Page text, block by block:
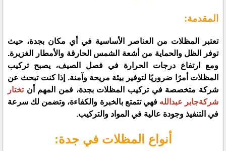
المقدمة:
تعتبر المظلات من العناصر الأساسية في أي مكان بجدة، حيث
توفر الظل والحماية من أشعة الشمس الحارقة والأمطار الغزيرة.
ومع ارتفاع درجات الحرارة في فصل الصيف، يصبح تركيب
المظلات أمرًا ضروريًا لتوفير بيئة مريحة وآمنة. إذا كنت تبحث عن
شركة متخصصة في تركيب المظلات بجدة، فمن المهم أنتختار
شركةجابر عبدالله فهي تتمتع بالخبرة والكفاءة، وتضمن لك سرعة
في التنفيذ وجودة عالية في المواد والتركيب.
أنواع المظلات في جدة: